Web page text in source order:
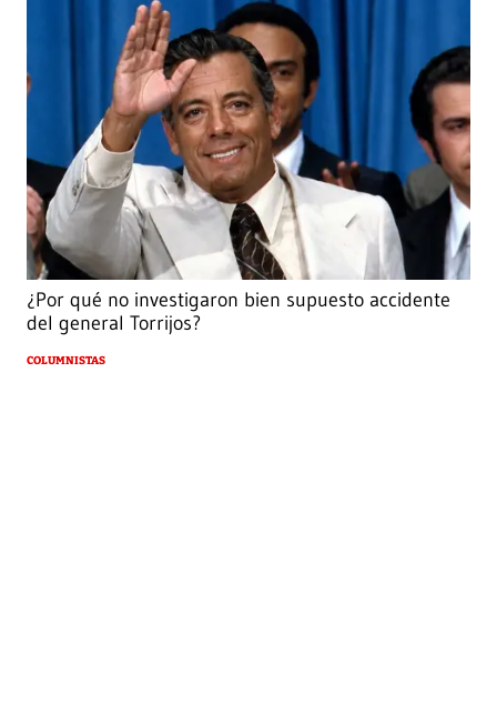
¿Por qué no investigaron bien supuesto accidente
del general Torrijos?
COLUMNISTAS